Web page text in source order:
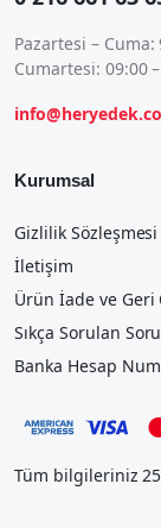
Pazartesi – Cuma:
Cumartesi: 09:00
Kurumsal
Gizlilik Sözleşmesi
İletişim
Ürün İade ve Geri
Sıkça Sorulan
Banka Hesap
Tüm bilgileriniz